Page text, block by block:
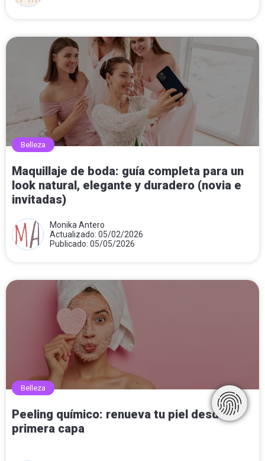
Belleza
Maquillaje de boda: guía completa para un
look natural, elegante y duradero (novia e
invitadas)
Monika Antero
Actualizado: 05/02/2026
Publicado: 05/05/2026
Belleza
Peeling químico: renueva tu piel desde la
primera capa